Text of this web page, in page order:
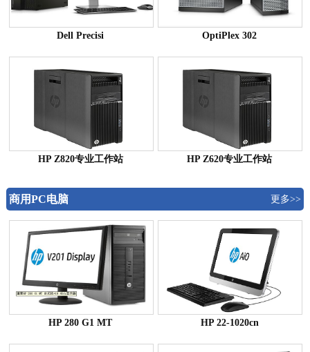
Dell Precisi OptiPlex 302
HP Z820专业工作站 HP Z620专业工作站
商用PC电脑 更多>>
HP 280 G1 MT HP 22-1020cn